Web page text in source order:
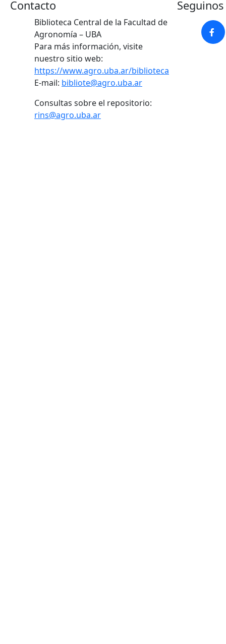
Contacto
Biblioteca Central de la Facultad de
Agronomía – UBA
Para más información, visite
nuestro sitio web:
https://www.agro.uba.ar/biblioteca
E-mail: bibliote@agro.uba.ar
Consultas sobre el repositorio:
rins@agro.uba.ar